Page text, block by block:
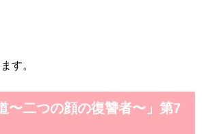
す。
〜二つの顔の復讐者〜」第7